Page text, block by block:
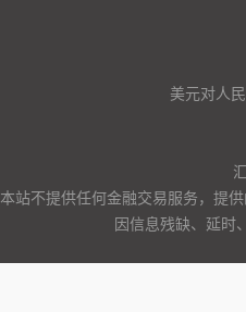
美元对人
本站不提供任何金融交易服务，提
因信息残缺、延时